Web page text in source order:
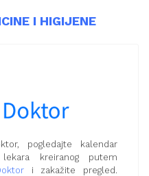
I HIGIJENE
pogledajte kalendar
kreiranog putem
i zakažite pregled.